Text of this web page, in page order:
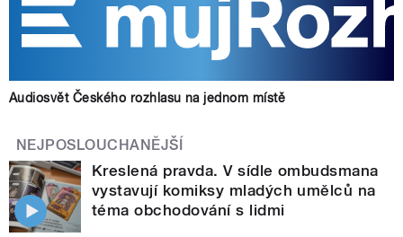
Audiosvět Českého rozhlasu na jednom místě
NEJPOSLOUCHANĚJŠÍ
Kreslená pravda. V sídle ombudsmana
vystavují komiksy mladých umělců na
téma obchodování s lidmi